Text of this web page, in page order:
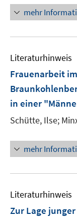
mehr
Literaturhinweis
Frauenarbeit
in einer
Schütte, Ilse;
mehr
Literaturhinweis
Zur Lage